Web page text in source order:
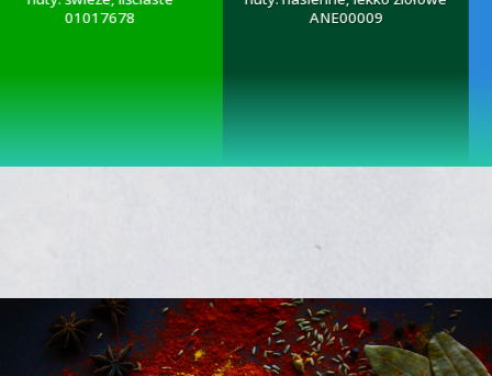
ANE00009
MEN00105/00106